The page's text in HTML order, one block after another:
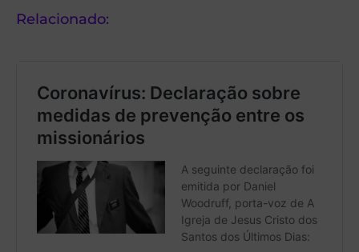
Relacionado: